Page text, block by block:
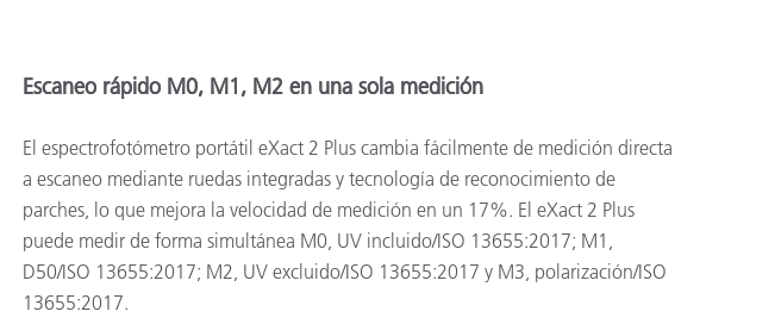
Escaneo rápido M0, M1, M2 en una sola medición
El espectrofotómetro portátil eXact 2 Plus cambia fácilmente de medición directa
a escaneo mediante ruedas integradas y tecnología de reconocimiento de
parches, lo que mejora la velocidad de medición en un 17%. El eXact 2 Plus
puede medir de forma simultánea M0, UV incluido/ISO 13655:2017; M1,
D50/ISO 13655:2017; M2, UV excluido/ISO 13655:2017 y M3, polarización/ISO
13655:2017.